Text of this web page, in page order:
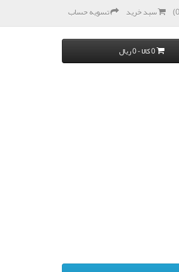
سبد خرید تسویه حساب
0 کالا - 0 ریال